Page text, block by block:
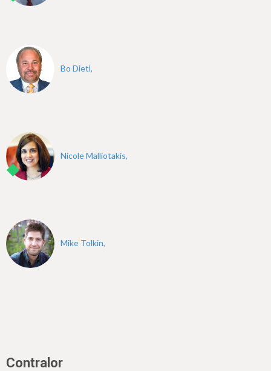
Bo Dietl,
Nicole Malliotakis,
Mike Tolkin,
Contralor